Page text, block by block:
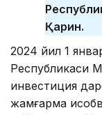
Қарин.
2024 йил 1
Республикаси
инвестиция
жамғарма